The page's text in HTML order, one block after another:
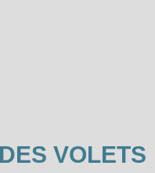
VOLETS